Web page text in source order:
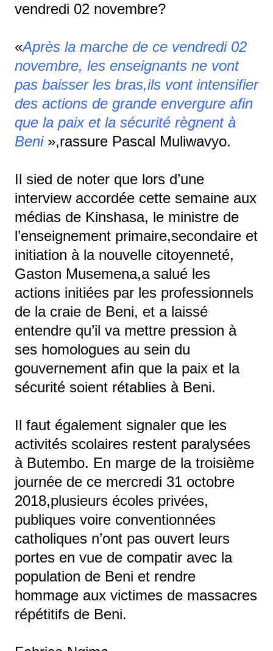
vendredi 02 novembre?
«Après la marche de ce vendredi 02
novembre, les enseignants ne vont
pas baisser les bras,ils vont intensifier
des actions de grande envergure afin
que la paix et la sécurité règnent à
Beni »,rassure Pascal Muliwavyo.
Il sied de noter que lors d’une
interview accordée cette semaine aux
médias de Kinshasa, le ministre de
l’enseignement primaire,secondaire et
initiation à la nouvelle citoyenneté,
Gaston Musemena,a salué les
actions initiées par les professionnels
de la craie de Beni, et a laissé
entendre qu’il va mettre pression à
ses homologues au sein du
gouvernement afin que la paix et la
sécurité soient rétablies à Beni.
Il faut également signaler que les
activités scolaires restent paralysées
à Butembo. En marge de la troisième
journée de ce mercredi 31 octobre
2018,plusieurs écoles privées,
publiques voire conventionnées
catholiques n’ont pas ouvert leurs
portes en vue de compatir avec la
population de Beni et rendre
hommage aux victimes de massacres
répétitifs de Beni.